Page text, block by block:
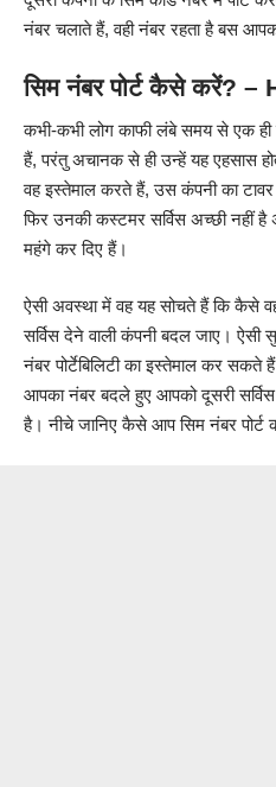
नंबर चलाते हैं, वही नंबर रहता है बस
सिम नंबर पोर्ट कैसे करें?
कभी-कभी लोग काफी लंबे समय से एक
हैं, परंतु अचानक से ही उन्हें यह एहसास
वह इस्तेमाल करते हैं, उस कंपनी का
फिर उनकी कस्टमर सर्विस अच्छी नहीं है
महंगे कर दिए हैं।
ऐसी अवस्था में वह यह सोचते हैं कि कैसे
सर्विस देने वाली कंपनी बदल जाए। ऐसी
नंबर पोर्टेबिलिटी का इस्तेमाल कर सकते
आपका नंबर बदले हुए आपको दूसरी
है। नीचे जानिए कैसे आप सिम नंबर